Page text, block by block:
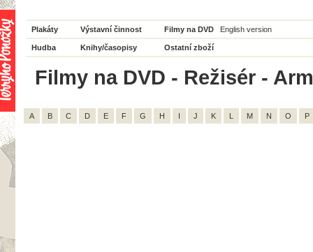
Plakáty Výstavní činnost Filmy na DVD English version
Hudba Knihy/časopisy Ostatní zboží
Filmy na DVD - Režisér -
A B C D E F G H I J K L M N O P